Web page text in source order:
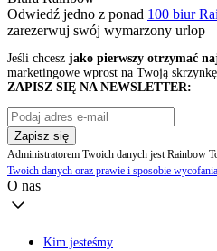
Odwiedź jedno z ponad 100 biur
zarezerwuj swój wymarzony urlop
Jeśli chcesz jako pierwszy otrzymać
marketingowe wprost na Twoją
ZAPISZ SIĘ NA NEWSLETTER:
Zapisz się
Administratorem Twoich danych jest Rainbow
Twoich danych oraz prawie i sposobie
O nas
Kim jesteśmy